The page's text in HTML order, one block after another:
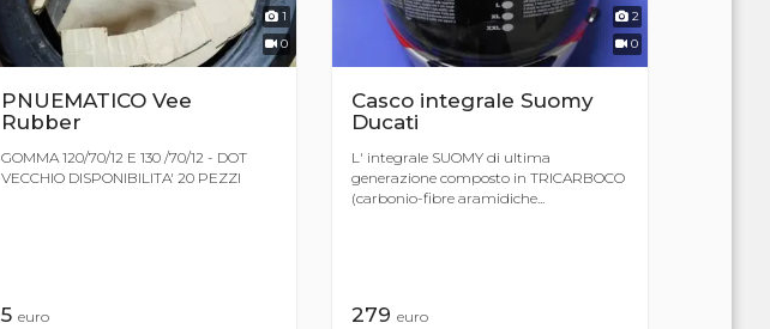
1
0
PNUEMATICO Vee
Rubber
GOMMA 120/70/12 E 130 /70/12 - DOT
VECCHIO DISPONIBILITA' 20 PEZZI
5 euro
2
0
Casco integrale Suomy
Ducati
L' integrale SUOMY di ultima
generazione composto in TRICARBOCO
(carbonio-fibre aramidiche...
279euro